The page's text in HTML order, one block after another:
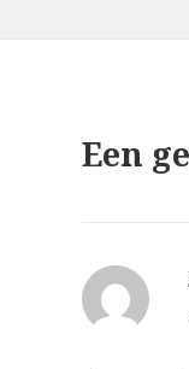
Een